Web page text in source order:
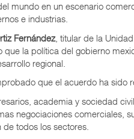
mundo en un escenario
e industrias.
Fernández, titular de la
que la política del gobierno
regional.
que el acuerdo ha sido
academia y sociedad
negociaciones comerciales,
todos los sectores.